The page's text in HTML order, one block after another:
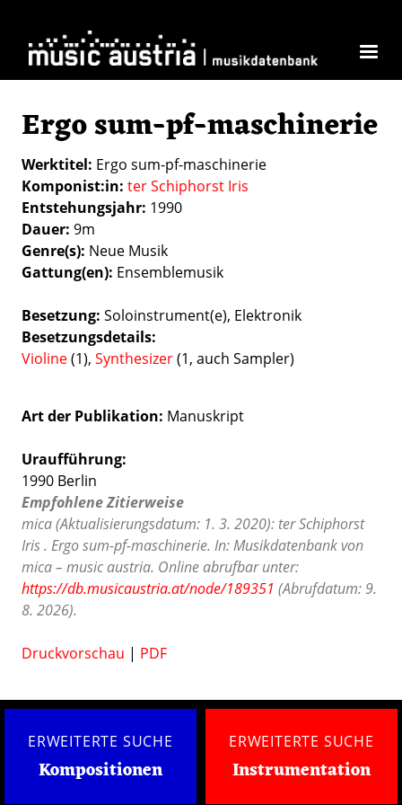
Ergo sum-pf-maschinerie
Werktitel Ergo sum-pf-maschinerie
Komponist:in ter Schiphorst Iris
Entstehungsjahr 1990
Dauer 9m
Genre(s) Neue Musik
Gattung(en) Ensemblemusik
Besetzung Soloinstrument(e) Elektronik
Besetzungsdetails
Violine(1), Synthesizer(1, auch Sampler)
Art der Publikation Manuskript
Uraufführung:
1990 Berlin
Empfohlene Zitierweise
mica (Aktualisierungsdatum: 1. 3. 2020): ter Schiphorst
Iris . Ergo sum-pf-maschinerie. In: Musikdatenbank von
mica – music austria. Online abrufbar unter:
https://db.musicaustria.at/node/189351 (Abrufdatum: 9.
8. 2026).
Druckvorschau | PDF
ERWEITERTE SUCHE
Kompositionen
ERWEITERTE SUCHE
Instrumentation